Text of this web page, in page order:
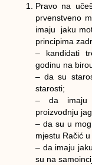
Pravo na
prvenstveno
imaju jaku
principima
– kandidati
godinu na
– da su
starosti;
– da imaju
proizvodnju
– da su u
mjestu Račić
– da imaju
su na